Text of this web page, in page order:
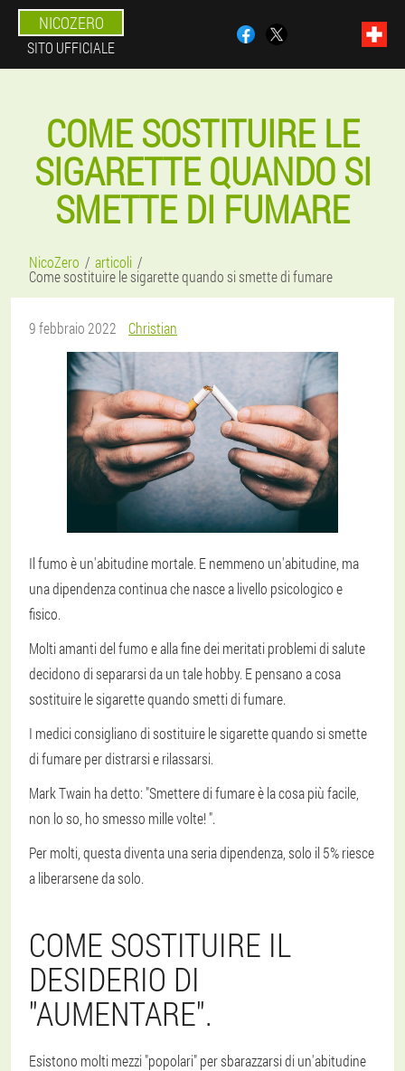
NICOZERO
SITO UFFICIALE
COME SOSTITUIRE LE
SIGARETTE QUANDO SI
SMETTE DI FUMARE
NicoZero articoli
Come sostituire le sigarette quando si smette di fumare
9 febbraio 2022 Christian
Il fumo è un'abitudine mortale. E nemmeno un'abitudine, ma
una dipendenza continua che nasce a livello psicologico e
fisico.
Molti amanti del fumo e alla fine dei meritati problemi di salute
decidono di separarsi da un tale hobby. E pensano a cosa
sostituire le sigarette quando smetti di fumare.
I medici consigliano di sostituire le sigarette quando si smette
di fumare per distrarsi e rilassarsi.
Mark Twain ha detto: "Smettere di fumare è la cosa più facile,
non lo so, ho smesso mille volte! ".
Per molti, questa diventa una seria dipendenza, solo il 5% riesce
a liberarsene da solo.
COME SOSTITUIRE IL
DESIDERIO DI
"AUMENTARE".
Esistono molti mezzi "popolari" per sbarazzarsi di un'abitudine